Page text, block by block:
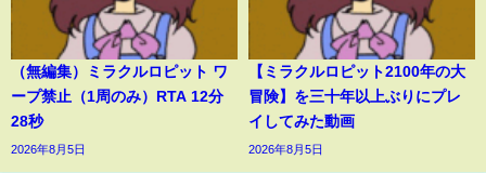
（無編集）ミラクルロピット ワ
ープ禁止（1周のみ）RTA 12分
28秒
2026年8月5日
【ミラクルロピット2100年の大
冒険】を三十年以上ぶりにプレ
イしてみた動画
2026年8月5日